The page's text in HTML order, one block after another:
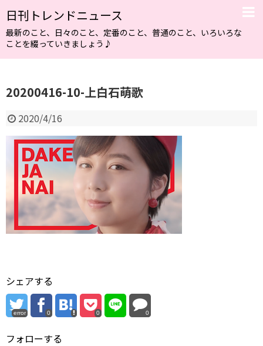
日刊トレンドニュース
最新のこと、日々のこと、定番のこと、普通のこと、いろいろな
ことを綴っていきましょう♪
20200416-10-上白石萌歌
2020/4/16
シェアする
error 0 0 0
フォローする